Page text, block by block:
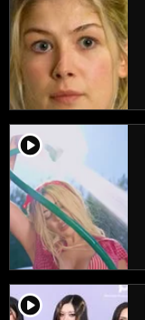
player2
player2